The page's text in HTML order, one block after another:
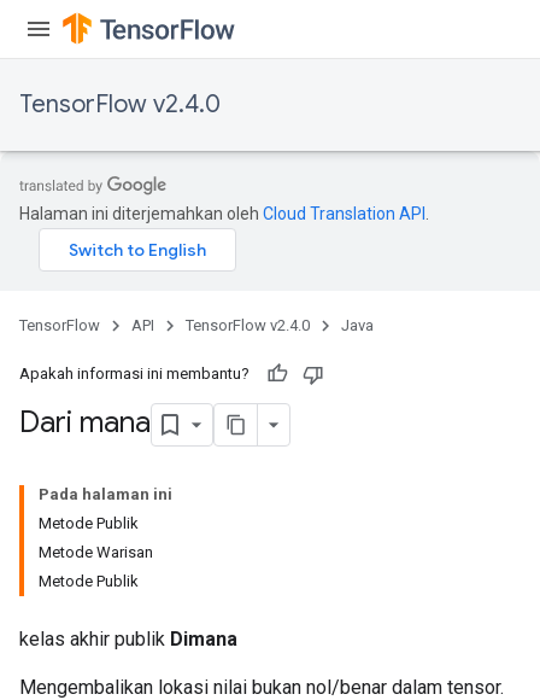
TensorFlow v2.4.0
Halaman ini diterjemahkan oleh Cloud Translation API
TensorFlow API TensorFlow v2.4.0 Java
Apakah informasi ini membantu?
Dari mana
Pada halaman ini
Metode Publik
Metode Warisan
Metode Publik
kelas akhir publik Dimana
Mengembalikan lokasi nilai bukan nol/benar dalam tensor.